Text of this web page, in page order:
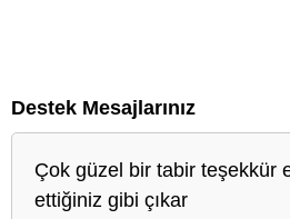
Destek Mesajlarınız
Çok güzel bir tabir teşekkür
ettiğiniz gibi çıkar